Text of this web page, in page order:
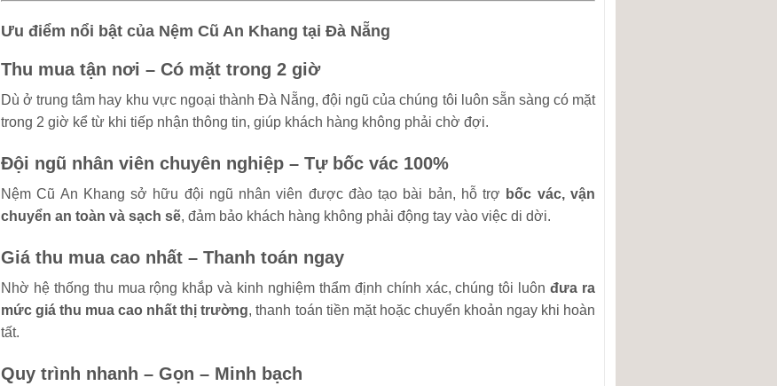
Ưu điểm nổi bật của Nệm Cũ An Khang tại Đà Nẵng
Thu mua tận nơi – Có mặt trong 2 giờ
Dù ở trung tâm hay khu vực ngoại thành Đà Nẵng, đội ngũ của chúng tôi luôn sẵn sàng có mặt
trong 2 giờ kể từ khi tiếp nhận thông tin, giúp khách hàng không phải chờ đợi.
Đội ngũ nhân viên chuyên nghiệp – Tự bốc vác 100%
Nệm Cũ An Khang sở hữu đội ngũ nhân viên được đào tạo bài bản, hỗ trợ bốc vác, vận
chuyển an toàn và sạch sẽ, đảm bảo khách hàng không phải động tay vào việc di dời.
Giá thu mua cao nhất – Thanh toán ngay
Nhờ hệ thống thu mua rộng khắp và kinh nghiệm thẩm định chính xác, chúng tôi luônđưa ra
mức giá thu mua cao nhất thị trường, thanh toán tiền mặt hoặc chuyển khoản ngay khi hoàn
tất.
Quy trình nhanh – Gọn – Minh bạch